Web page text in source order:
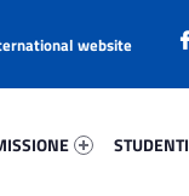
STUDENTI
website